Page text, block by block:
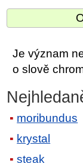
Je význam
o slově
moribundus
krystal
steak